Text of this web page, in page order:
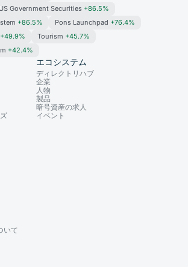
Government Securities +86.5%
+86.5% Pons Launchpad +76.4%
+49.9% Tourism +45.7%
+42.4%
エコシステム
ディレクトリハブ
企業
人物
製品
暗号資産の求人
イベント
いて